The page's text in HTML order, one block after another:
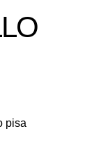
pisa